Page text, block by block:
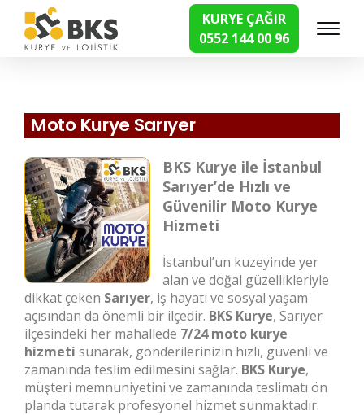
KURYE ÇAĞIR
0552 144 00 96
Hızlı Kurye Hizmetleri
Moto Kurye Sarıyer
BKS Kurye ile İstanbul
Sarıyer’de Hızlı ve
Güvenilir Moto Kurye
Hizmeti
İstanbul’un kuzeyinde yer
alan ve doğal güzellikleriyle
dikkat çeken Sarıyer, iş hayatı ve sosyal yaşam
açısından da önemli bir ilçedir. BKS Kurye, Sarıyer
ilçesindeki her mahallede 7/24 moto kurye
hizmeti sunarak, gönderilerinizin hızlı, güvenli ve
zamanında teslim edilmesini sağlar. BKS Kurye,
müşteri memnuniyetini ve zamanında teslimatı ön
planda tutarak profesyonel hizmet sunmaktadır.